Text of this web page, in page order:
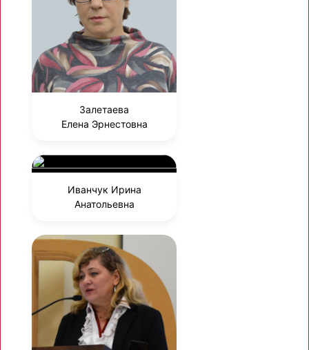
Залетаева
Елена Эрнестовна
Иванчук Ирина
Анатольевна